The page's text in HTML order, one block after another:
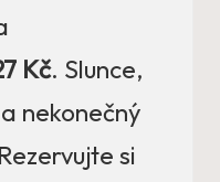
Kč. Slunce,
nekonečný
si